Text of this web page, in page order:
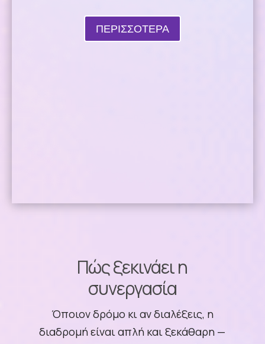
ΠΕΡΙΣΣΟΤΕΡΑ
Πώς ξεκινάει η
συνεργασία
Όποιον δρόμο κι αν διαλέξεις, η
διαδρομή είναι απλή και ξεκάθαρη —